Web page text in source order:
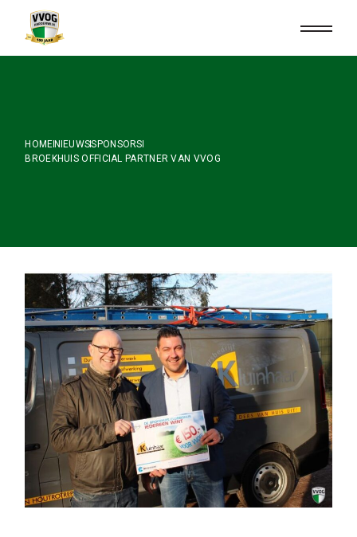
content
HOME NIEUWSSPONSORS
BROEKHUIS OFFICIAL PARTNER VAN VVOG